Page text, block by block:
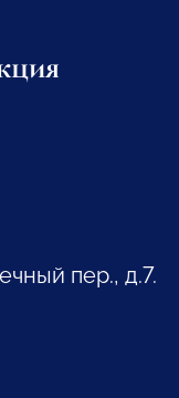
пер., д.7.